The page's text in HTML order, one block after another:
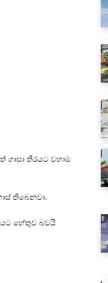
ගාසා තීරයට වහාම
තිබෙනවා.
හේතුව බවයි